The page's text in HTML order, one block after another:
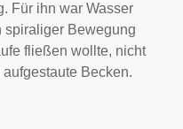
Für ihn war Wasser
spiraliger Bewegung
fließen wollte, nicht
Becken.